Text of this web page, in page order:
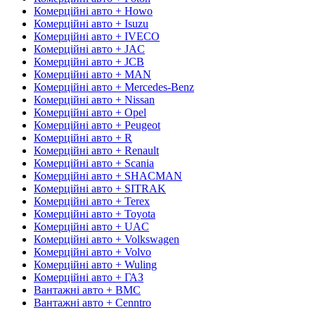
Комерційні авто + Howo
Комерційні авто + Isuzu
Комерційні авто + IVECO
Комерційні авто + JAC
Комерційні авто + JCB
Комерційні авто + MAN
Комерційні авто + Mercedes-Benz
Комерційні авто + Nissan
Комерційні авто + Opel
Комерційні авто + Peugeot
Комерційні авто + R
Комерційні авто + Renault
Комерційні авто + Scania
Комерційні авто + SHACMAN
Комерційні авто + SITRAK
Комерційні авто + Terex
Комерційні авто + Toyota
Комерційні авто + UAC
Комерційні авто + Volkswagen
Комерційні авто + Volvo
Комерційні авто + Wuling
Комерційні авто + ГАЗ
Вантажні авто + BMC
Вантажні авто + Cenntro